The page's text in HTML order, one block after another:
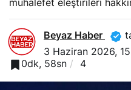
muhalefet eleştirileri
Beyaz Haber
3 Haziran 2026,
0dk, 58sn
4